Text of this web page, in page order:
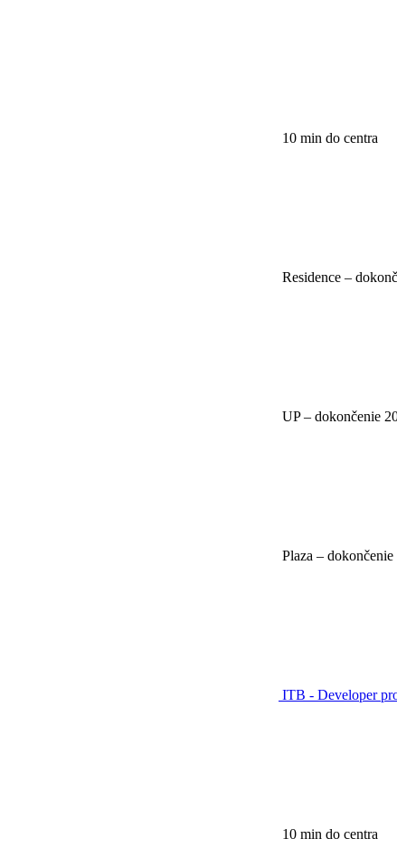
10 min do centra
Residence –
UP – dokončenie
Plaza – dokončenie
ITB - Developer
10 min do centra